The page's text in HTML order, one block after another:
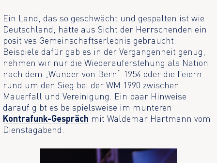
Ein Land, das so geschwächt und gespalten ist wie
Deutschland, hätte aus Sicht der Herrschenden ein
positives Gemeinschaftserlebnis gebraucht.
Beispiele dafür gab es in der Vergangenheit genug,
nehmen wir nur die Wiederauferstehung als Nation
nach dem „Wunder von Bern“ 1954 oder die Feiern
rund um den Sieg bei der WM 1990 zwischen
Mauerfall und Vereinigung. Ein paar Hinweise
darauf gibt es beispielsweise im munteren
Kontrafunk-Gespräch mit Waldemar Hartmann vom
Dienstagabend.